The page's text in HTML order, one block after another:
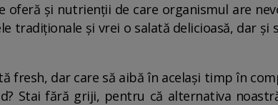
oferă și nutrienții de care organismul are
tradiționale și vrei o salată delicioasă, dar
fresh, dar care să aibă în același timp în
Stai fără griji, pentru că alternativa